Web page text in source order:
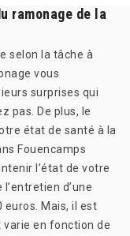
ramonage de la
selon la tâche à
vous
surprises qui
pas. De plus, le
état de santé à la
Fouencamps
l’état de votre
d’une
Mais, il est
en fonction de